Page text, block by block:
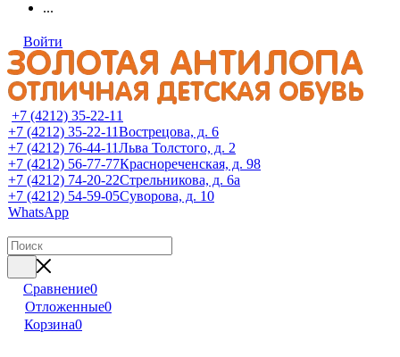
...
Войти
+7 (4212) 35-22-11
+7 (4212) 35-22-11Вострецова, д. 6
+7 (4212) 76-44-11Льва Толстого, д. 2
+7 (4212) 56-77-77Краснореченская, д. 98
+7 (4212) 74-20-22Стрельникова, д. 6а
+7 (4212) 54-59-05Суворова, д. 10
WhatsApp
Сравнение0
Отложенные0
Корзина0